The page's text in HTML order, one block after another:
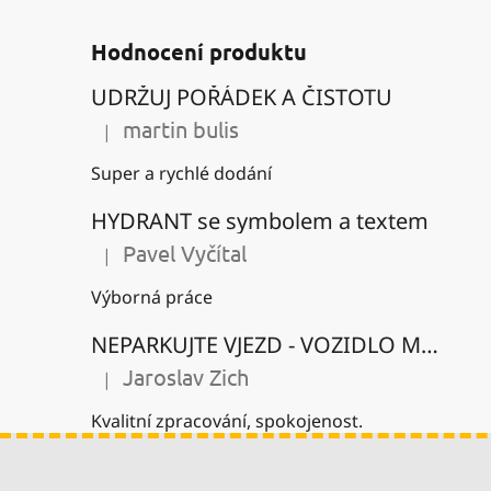
Hodnocení produktu
UDRŽUJ POŘÁDEK A ČISTOTU
Hodnocení produktu je 5 z 5 hvězdiček.
| martin bulis
Super a rychlé dodání
HYDRANT se symbolem a textem
Hodnocení produktu je 5 z 5 hvězdiček.
| Pavel Vyčítal
Výborná práce
NEPARKUJTE VJEZD - VOZIDLO MŮŽE BÝT ODTAŽENO se zákazem parkování
Hodnocení produktu je 5 z 5 hvězdiček.
| Jaroslav Zich
Kvalitní zpracování, spokojenost.